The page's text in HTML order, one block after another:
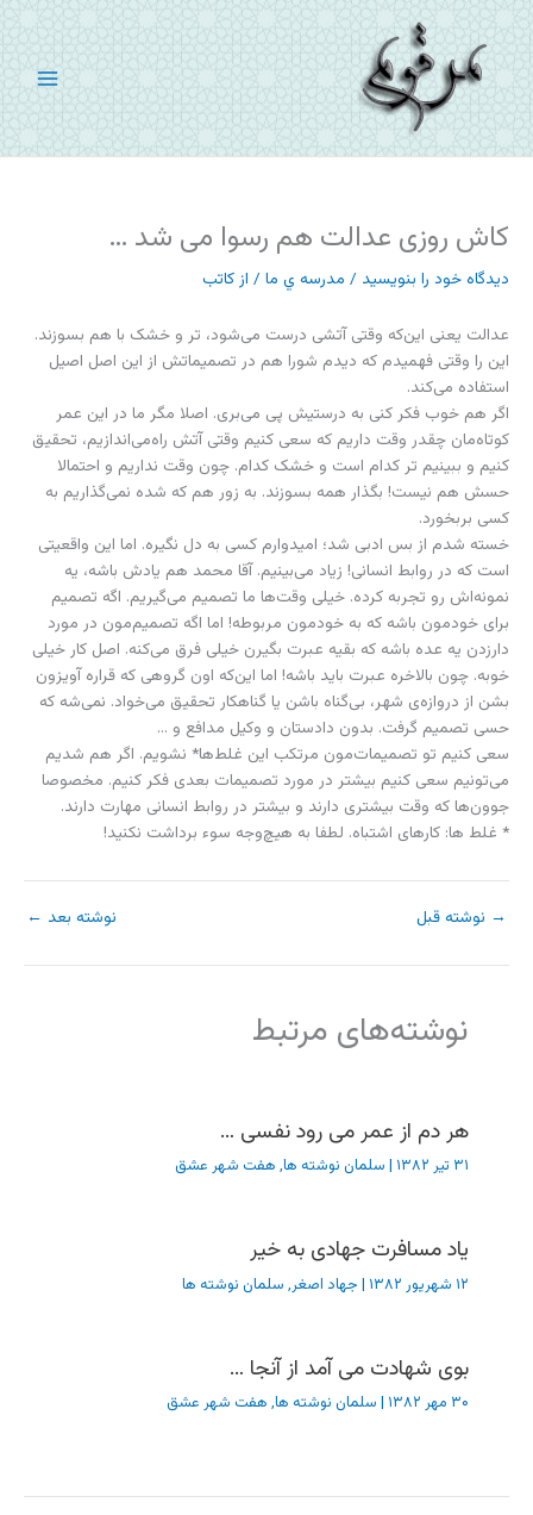
پرش
به
محتوا
کاش روزی عدالت هم رسوا می شد …
دیدگاه‌ خود را بنویسید / مدرسه ي ما / از کاتب
عدالت یعنی این‌که وقتی آتشی درست می‌شود، تر و خشک با هم بسوزند.
این را وقتی فهمیدم که دیدم شورا هم در تصمیماتش از این اصل اصیل
استفاده می‌کند.
اگر هم خوب فکر کنی به درستیش پی می‌بری. اصلا مگر ما در این عمر
کوتاه‌مان چقدر وقت داریم که سعی کنیم وقتی آتش راه‌می‌اندازیم، تحقیق
کنیم و ببینیم تر کدام است و خشک کدام. چون وقت نداریم و احتمالا
حسش هم نیست! بگذار همه بسوزند. به زور هم که شده نمی‌گذاریم به
کسی بربخورد.
خسته شدم از بس ادبی شد؛ امیدوارم کسی به دل نگیره. اما این واقعیتی
است که در روابط انسانی! زیاد می‌بینیم. آقا محمد هم یادش باشه، یه
نمونه‌اش رو تجربه کرده. خیلی وقت‌ها ما تصمیم می‌گیریم. اگه تصمیم
برای خودمون باشه که به خودمون مربوطه! اما اگه تصمیم‌مون در مورد
دارزدن یه عده باشه که بقیه عبرت بگیرن خیلی فرق می‌کنه. اصل کار خیلی
خوبه. چون بالاخره عبرت باید باشه! اما این‌که اون گروهی که قراره آویزون
بشن از دروازه‌ی شهر، بی‌گناه باشن یا گناهکار تحقیق می‌خواد. نمی‌شه که
حسی تصمیم گرفت. بدون دادستان و وکیل مدافع و …
سعی کنیم تو تصمیمات‌مون مرتکب این غلط‌ها* نشویم. اگر هم شدیم
می‌تونیم سعی کنیم بیشتر در مورد تصمیمات بعدی فکر کنیم. مخصوصا
جوون‌ها که وقت بیشتری دارند و بیشتر در روابط انسانی مهارت دارند.
* غلط ها: کارهای اشتباه. لطفا به هیچ‌وجه سوء برداشت نکنید!
→ نوشته قبل نوشته بعد ←
نوشته‌های مرتبط
هر دم از عمر می رود نفسی …
۳۱ تیر ۱۳۸۲ | سلمان نوشته ها, هفت شهر عشق
یاد مسافرت جهادی به خیر
۱۲ شهریور ۱۳۸۲ | جهاد اصغر, سلمان نوشته ها
بوی شهادت می آمد از آنجا …
۳۰ مهر ۱۳۸۲ | سلمان نوشته ها, هفت شهر عشق